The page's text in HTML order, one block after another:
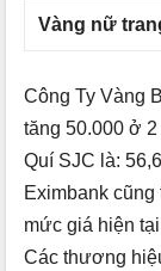
Vàng nữ
Công Ty Vàng
tăng 50.000 ở
Quí SJC là:
Eximbank
mức giá hiện
Các thương